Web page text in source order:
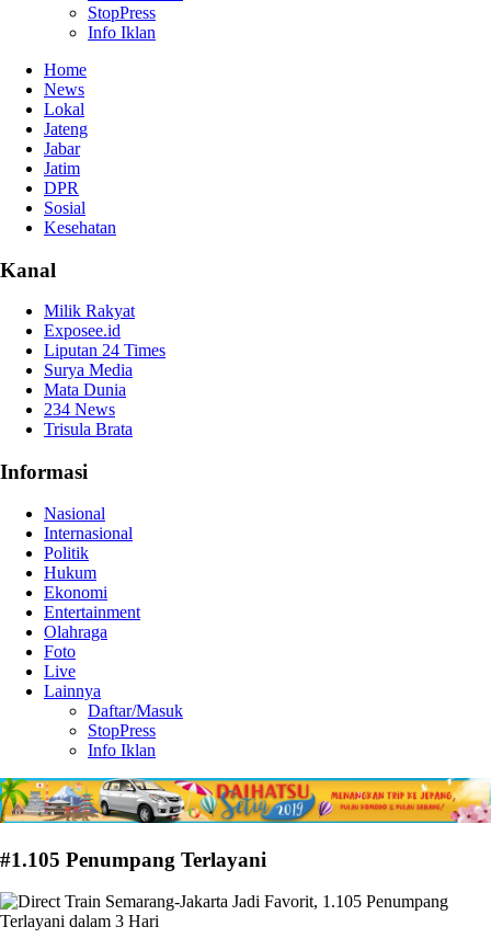
StopPress
Info Iklan
Home
News
Lokal
Jateng
Jabar
Jatim
DPR
Sosial
Kesehatan
Kanal
Milik Rakyat
Exposee.id
Liputan 24 Times
Surya Media
Mata Dunia
234 News
Trisula Brata
Informasi
Nasional
Internasional
Politik
Hukum
Ekonomi
Entertainment
Olahraga
Foto
Live
Lainnya
Daftar/Masuk
StopPress
Info Iklan
#1.105 Penumpang Terlayani